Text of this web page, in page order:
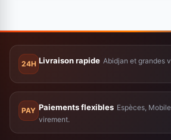
24H Livraison rapide Abidjan et grandes
PAY Paiements flexibles Espèces,
virement.